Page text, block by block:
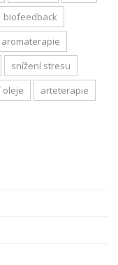
biofeedback
aromaterapie
snížení stresu
oleje arteterapie